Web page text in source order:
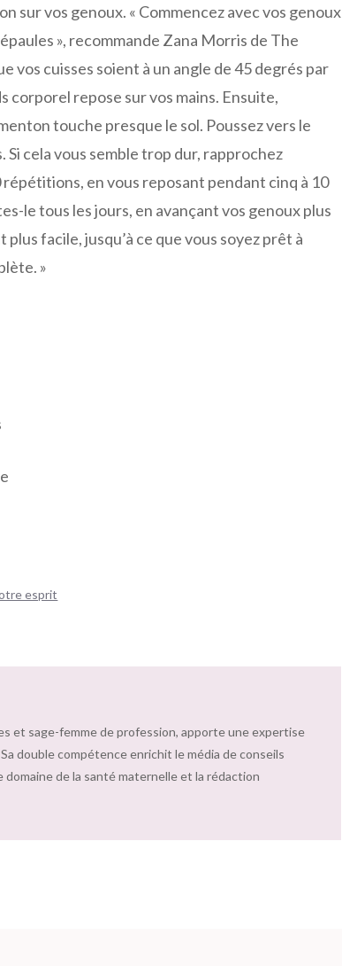
sur vos genoux. « Commencez avec vos genoux
», recommande Zana Morris de The
vos cuisses soient à un angle de 45 degrés par
repose sur vos mains. Ensuite,
touche presque le sol. Poussez vers le
Si cela vous semble trop dur, rapprochez
en vous reposant pendant cinq à 10
le tous les jours, en avançant vos genoux plus
facile, jusqu’à ce que vous soyez prêt à
»
esprit
et sage-femme de profession, apporte une expertise
double compétence enrichit le média de conseils
de la santé maternelle et la rédaction